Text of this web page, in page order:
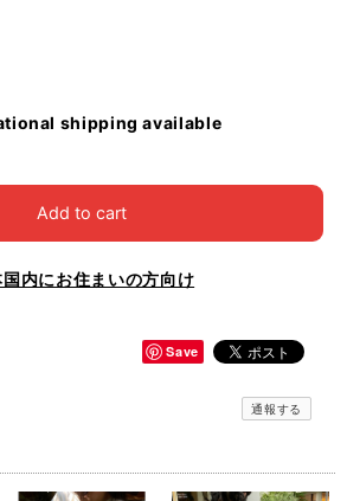
shipping available
Add to cart
国内にお住まいの方向け
Save
通報する